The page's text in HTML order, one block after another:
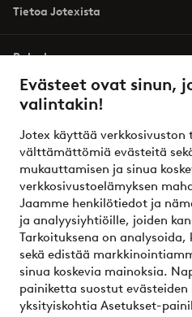
Evästeet ovat sinun,
valintakin!
Jotex käyttää verkkosivuston
välttämättömiä evästeitä
mukauttamisen ja sinua
verkkosivustoelämyksen
Jaamme henkilötiedot ja
ja analyysiyhtiöille, joiden
Tarkoituksena on
sekä edistää
sinua koskevia mainoksia.
painiketta suostut
yksityiskohtia Asetukset-
Tietoa Jotexista
Palvelumme
Ehdot
Ystävät
Turvalliset maksut –
Haluatko tietää lisää
elpy